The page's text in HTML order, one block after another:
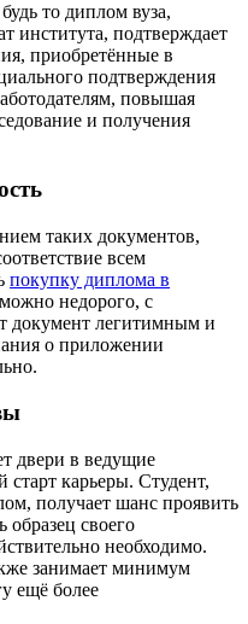
то диплом вуза,
института, подтверждает
приобретённые в
подтверждения
повышая
и получения
таких документов,
всем
покупку диплома в
недорого, с
документ легитимным и
о приложении
двери в ведущие
карьеры. Студент,
получает шанс проявить
образец своего
необходимо.
занимает минимум
ещё более